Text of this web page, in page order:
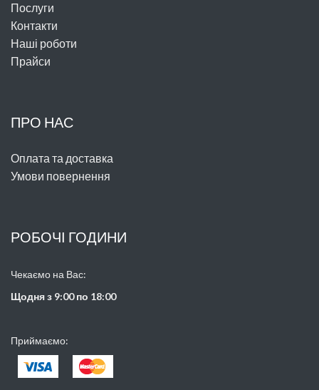
Послуги
Контакти
Наші роботи
Прайси
ПРО НАС
Оплата та доставка
Умови повернення
РОБОЧІ ГОДИНИ
Чекаємо на Вас:
Щодня з 9:00 по 18:00
Приймаємо: